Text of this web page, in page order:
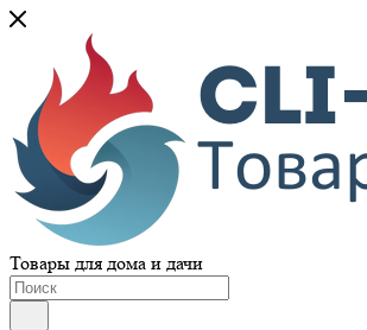
Товары для дома и дачи